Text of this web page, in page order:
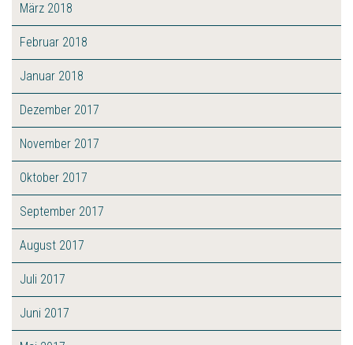
März 2018
Februar 2018
Januar 2018
Dezember 2017
November 2017
Oktober 2017
September 2017
August 2017
Juli 2017
Juni 2017